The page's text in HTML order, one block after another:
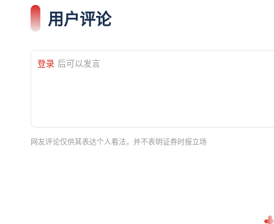
用户评论
登录 后可以发言
网友评论仅供其表达个人看法，并不表明证券时报立场